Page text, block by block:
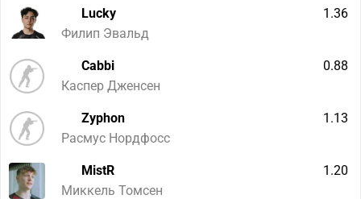
Lucky
Филип Эвальд
1.36
Cabbi
Каспер Дженсен
0.88
Zyphon
Расмус Нордфосс
1.13
MistR
Миккель Томсен
1.20